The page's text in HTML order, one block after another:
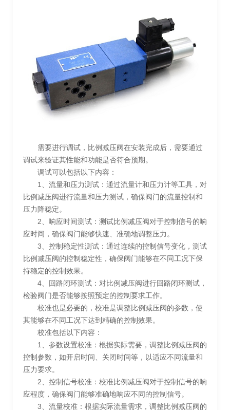
需要进行调试，比例减压阀在安装完成后，需要通过
调试来验证其性能和功能是否符合预期。
调试可以包括以下内容：
1、流量和压力测试：通过流量计和压力计等工具，对
比例减压阀进行流量和压力测试，确保阀门的流量控制和
压力降稳定。
2、响应时间测试：测试比例减压阀对于控制信号的响
应时间，确保阀门能够快速、准确地调整压力。
3、控制稳定性测试：通过连续的控制信号变化，测试
比例减压阀的控制稳定性，确保阀门能够在不同工况下保
持稳定的控制效果。
4、回路闭环测试：对比例减压阀进行回路闭环测试，
检验阀门是否能够按照预定的控制要求工作。
校准也是必要的，校准是调整比例减压阀的参数，使
其能够在不同工况下达到精确的控制效果。
校准包括以下内容：
1、参数设置校准：根据实际需要，调整比例减压阀的
控制参数，如开启时间、关闭时间等，以适应不同流量和
压力要求。
2、控制信号校准：校准比例减压阀对于控制信号的响
应程度，确保阀门能够准确地响应不同的控制信号。
3、流量校准：根据实际流量需求，调整比例减压阀的